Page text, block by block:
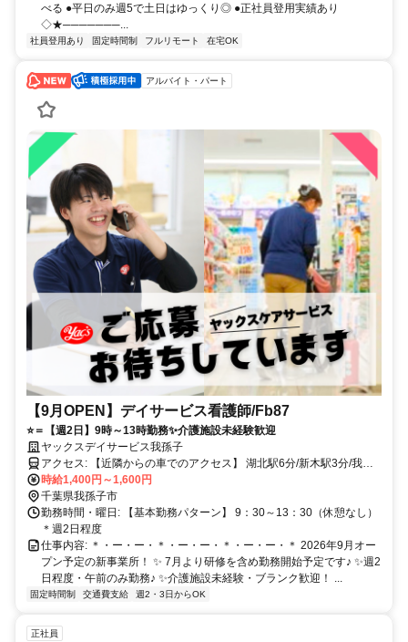
べる ●平日のみ週5で土日はゆっくり◎ ●正社員登用実績あり
◇★───────...
社員登用あり 固定時間制 フルリモート 在宅OK
アルバイト・パート
【9月OPEN】デイサービス看護師/Fb87
⭐＝【週2日】9時～13時勤務✨介護施設未経験歓迎
ヤックスデイサービス我孫子
アクセス: 【近隣からの車でのアクセス】 湖北駅6分/新木駅3分/我孫
子駅19分 ※車通勤可
時給1,400円～1,600円
千葉県我孫子市
勤務時間・曜日: 【基本勤務パターン】 9：30～13：30（休憩なし）
＊週2日程度
仕事内容: ＊・ー・ー・＊・ー・ー・＊・ー・ー・＊ 2026年9月オー
プン予定の新事業所！ ✨ 7月より研修を含め勤務開始予定です♪ ✨週2
日程度・午前のみ勤務♪ ✨介護施設未経験・ブランク歓迎！ ...
固定時間制 交通費支給 週2・3日からOK
正社員